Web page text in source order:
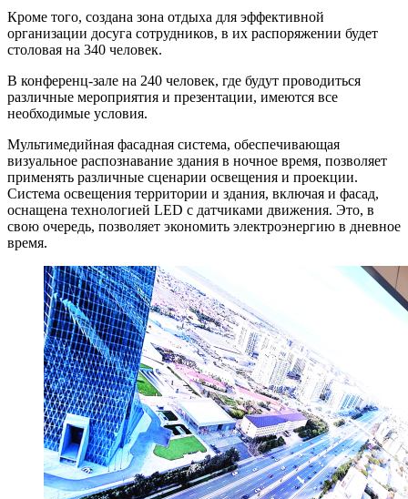
Кроме того, создана зона отдыха для эффективной
организации досуга сотрудников, в их распоряжении будет
столовая на 340 человек.
В конференц-зале на 240 человек, где будут проводиться
различные мероприятия и презентации, имеются все
необходимые условия.
Мультимедийная фасадная система, обеспечивающая
визуальное распознавание здания в ночное время, позволяет
применять различные сценарии освещения и проекции.
Система освещения территории и здания, включая и фасад,
оснащена технологией LED с датчиками движения. Это, в
свою очередь, позволяет экономить электроэнергию в дневное
время.